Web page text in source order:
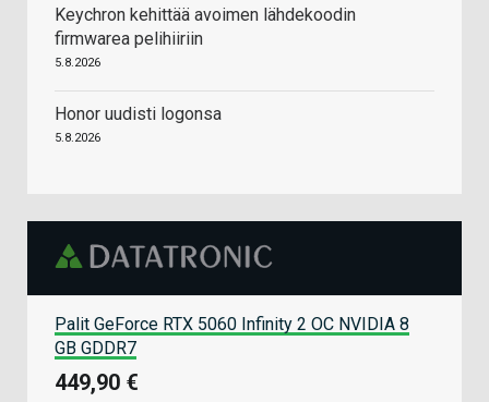
Keychron kehittää avoimen lähdekoodin
firmwarea pelihiiriin
5.8.2026
Honor uudisti logonsa
5.8.2026
Palit GeForce RTX 5060 Infinity 2 OC NVIDIA 8
GB GDDR7
449,90 €